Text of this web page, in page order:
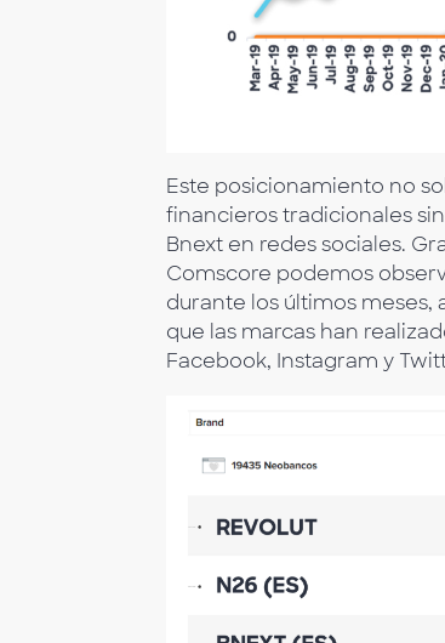
Este posicionamiento no
financieros tradicionales
Bnext en redes sociales.
Comscore podemos
durante los últimos
que las marcas han
Facebook, Instagram y